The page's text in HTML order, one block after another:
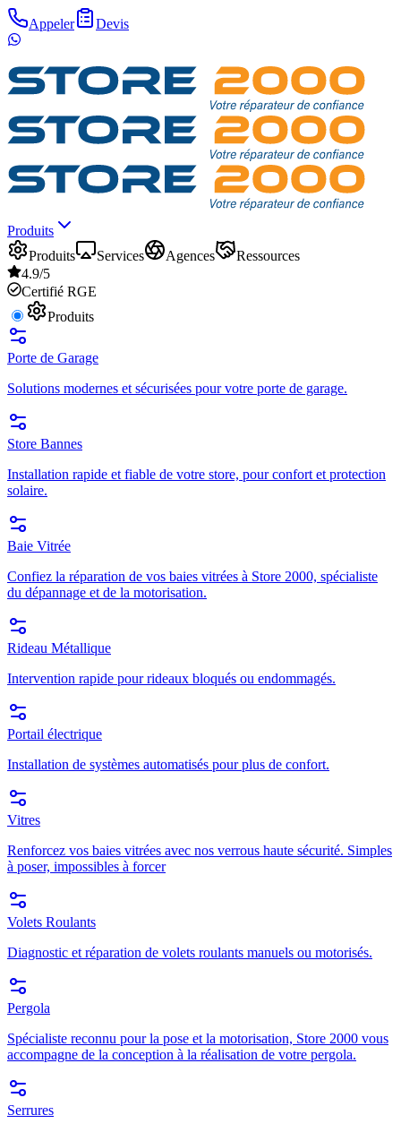
Appeler Devis
Produits
Produits
Services Agences
Ressources
4.9/5
Certifié RGE
Produits
Porte de Garage
Solutions modernes et sécurisées pour votre porte de garage.
Store Bannes
Installation rapide et fiable de votre store, pour confort et protection
solaire.
Baie Vitrée
Confiez la réparation de vos baies vitrées à Store 2000, spécialiste
du dépannage et de la motorisation.
Rideau Métallique
Intervention rapide pour rideaux bloqués ou endommagés.
Portail électrique
Installation de systèmes automatisés pour plus de confort.
Vitres
Renforcez vos baies vitrées avec nos verrous haute sécurité. Simples
à poser, impossibles à forcer
Volets Roulants
Diagnostic et réparation de volets roulants manuels ou motorisés.
Pergola
Spécialiste reconnu pour la pose et la motorisation, Store 2000 vous
accompagne de la conception à la réalisation de votre pergola.
Serrures